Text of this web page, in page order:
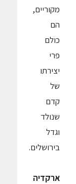
מקוריים,
הם
כולם
פרי
יצירתו
של
קדם
שנולד
וגדל
בירושלים.
ארקדיה